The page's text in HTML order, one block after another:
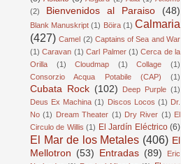
(2)
Bienvenidos al Paraiso (48)
Blank Manuskript (1) Böira (1) Calmaria
(427) Camel (2) Captains of Sea and War
(1) Caravan (1) Carl Palmer (1) Cerca de la
Orilla
(1) Cloudmap (1) Collage
(1)
Consorzio Acqua Potabile (CAP)
(1)
Cubata Rock (102) Deep Purple (1)
Deus Ex Machina (1) Discos Locos (1) Dr.
No (1) Dream Theater (1) Dry River (1) El
Circulo de Willis (1) El Jardín Eléctrico (6)
El Mar de los Metales (406) El
Mellotron (53) Entradas (89)
Eric